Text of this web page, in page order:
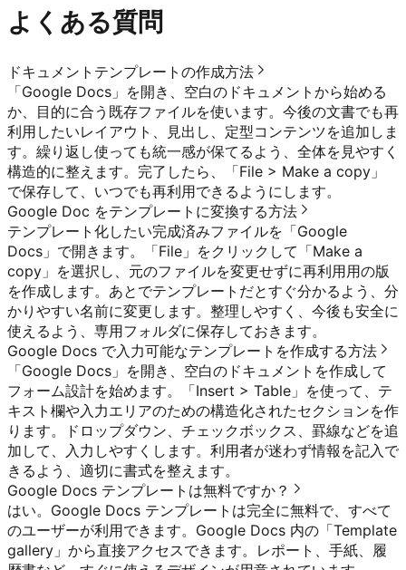
よくある質問
ドキュメントテンプレートの作成方法
「Google Docs」を開き、空白のドキュメントから始める
か、目的に合う既存ファイルを使います。今後の文書でも再
利用したいレイアウト、見出し、定型コンテンツを追加しま
す。繰り返し使っても統一感が保てるよう、全体を見やすく
構造的に整えます。完了したら、「File > Make a copy」
で保存して、いつでも再利用できるようにします。
Google Doc をテンプレートに変換する方法
テンプレート化したい完成済みファイルを「Google
Docs」で開きます。「File」をクリックして「Make a
copy」を選択し、元のファイルを変更せずに再利用用の版
を作成します。あとでテンプレートだとすぐ分かるよう、分
かりやすい名前に変更します。整理しやすく、今後も安全に
使えるよう、専用フォルダに保存しておきます。
Google Docs で入力可能なテンプレートを作成する方法
「Google Docs」を開き、空白のドキュメントを作成して
フォーム設計を始めます。「Insert > Table」を使って、テ
キスト欄や入力エリアのための構造化されたセクションを作
ります。ドロップダウン、チェックボックス、罫線などを追
加して、入力しやすくします。利用者が迷わず情報を記入で
きるよう、適切に書式を整えます。
Google Docs テンプレートは無料ですか？
はい。Google Docs テンプレートは完全に無料で、すべて
のユーザーが利用できます。Google Docs 内の「Template
gallery」から直接アクセスできます。レポート、手紙、履